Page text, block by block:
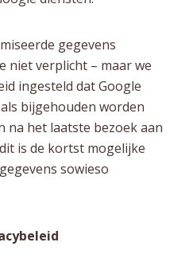
gegevens
niet verplicht – maar we
ingesteld dat Google
bijgehouden worden
na het laatste bezoek aan
is de kortst mogelijke
sowieso